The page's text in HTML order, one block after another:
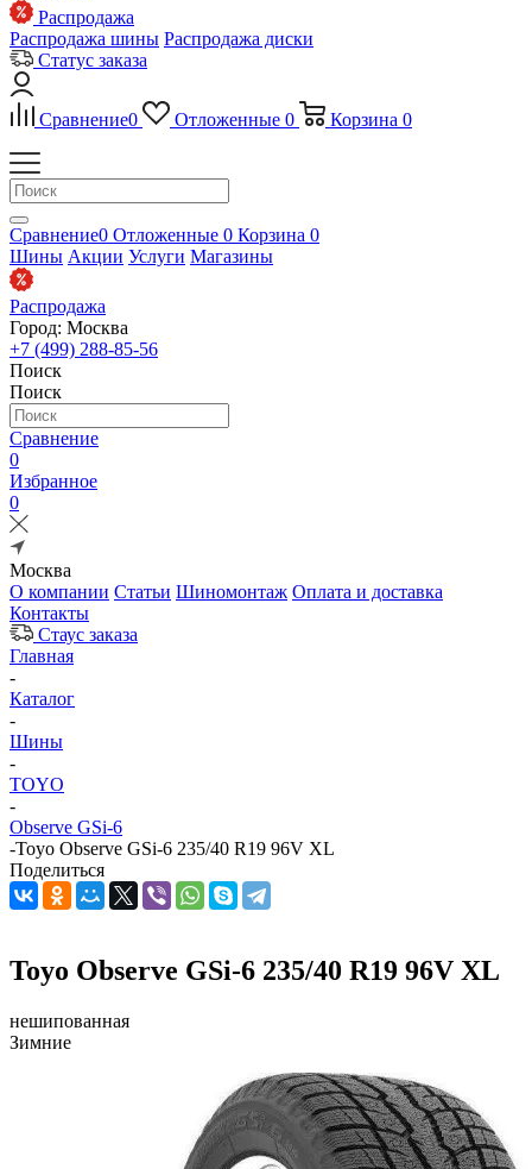
Распродажа
Распродажа шины Распродажа диски
Статус заказа
Сравнение0 Отложенные 0 Корзина 0
Сравнение0 Отложенные 0 Корзина 0
Шины Акции Услуги Магазины
Распродажа
Город: Москва
+7 (499) 288-85-56
Поиск
Поиск
Сравнение
0
Избранное
0
Москва
О компании Статьи Шиномонтаж Оплата и доставка
Контакты
Стаус заказа
Главная
-
Каталог
-
Шины
-
TOYO
-
Observe GSi-6
-Toyo Observe GSi-6 235/40 R19 96V XL
Поделиться
Toyo Observe GSi-6 235/40 R19 96V XL
нешипованная
Зимние